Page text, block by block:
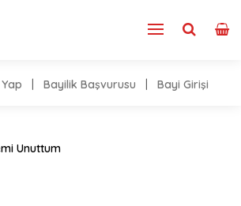
Bayilik Başvurusu Bayi Girişi
Unuttum